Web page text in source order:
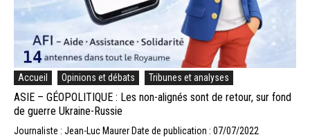
Accueil Opinions et débats Tribunes et analyses
ASIE – GÉOPOLITIQUE : Les non-alignés sont de retour, sur fond
de guerre Ukraine-Russie
Journaliste : Jean-Luc Maurer Date de publication : 07/07/2022